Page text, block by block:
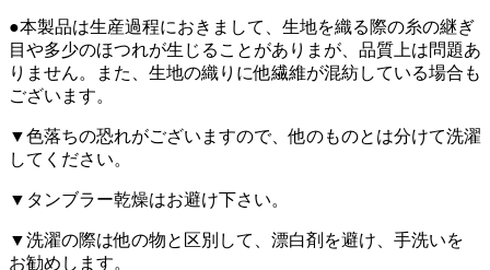
●本製品は生産過程におきまして、生地を織る際の糸の継ぎ
目や多少のほつれが生じることがありまが、品質上は問題あ
りません。また、生地の織りに他繊維が混紡している場合も
ございます。
▼色落ちの恐れがございますので、他のものとは分けて洗濯
してください。
▼タンブラー乾燥はお避け下さい。
▼洗濯の際は他の物と区別して、漂白剤を避け、手洗いを
お勧めします。